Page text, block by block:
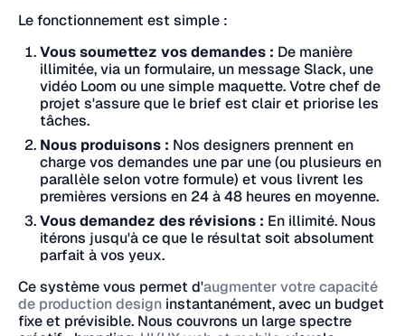
Le fonctionnement est simple :
Vous soumettez vos demandes : De manière
illimitée, via un formulaire, un message Slack, une
vidéo Loom ou une simple maquette. Votre chef de
projet s'assure que le brief est clair et priorise les
tâches.
Nous produisons : Nos designers prennent en
charge vos demandes une par une (ou plusieurs en
parallèle selon votre formule) et vous livrent les
premières versions en 24 à 48 heures en moyenne.
Vous demandez des révisions : En illimité. Nous
itérons jusqu'à ce que le résultat soit absolument
parfait à vos yeux.
Ce système vous permet d'augmenter votre capacité
de production design instantanément, avec un budget
fixe et prévisible. Nous couvrons un large spectre